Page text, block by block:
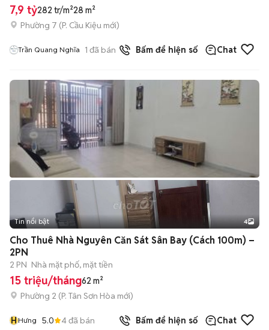
7,9 tỷ282 tr/m²28 m²
Phường 7 (P. Cầu Kiệu mới)
Trần Quang Nghĩa 1 đã bán Bấm để hiện số Chat
Tin nổi bật 4
Cho Thuê Nhà Nguyên Căn Sát Sân Bay (Cách 100m) –
2PN
2 PN Nhà mặt phố, mặt tiền
15 triệu/tháng62 m²
Phường 2 (P. Tân Sơn Hòa mới)
HHưng 5.0 4đã bán Bấm để hiện số Chat